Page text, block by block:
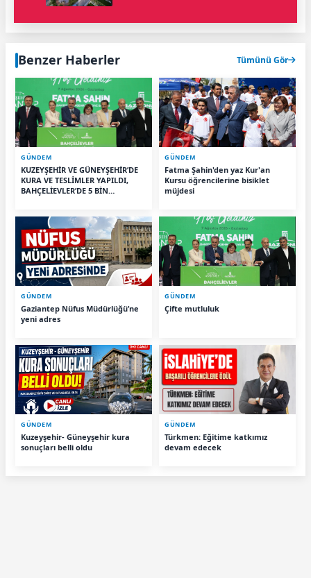
Benzer Haberler Tümünü Gör
GÜNDEM
KUZEYŞEHİR VE GÜNEYŞEHİR’DE
KURA VE TESLİMLER YAPILDI,
BAHÇELİEVLER’DE 5 BİN
GÜNDEM
Fatma Şahin'den yaz Kur'an
Kursu öğrencilerine bisiklet
müjdesi
GÜNDEM
Gaziantep Nüfus Müdürlüğü’ne
yeni adres
GÜNDEM
Çifte mutluluk
GÜNDEM
Kuzeyşehir- Güneyşehir kura
sonuçları belli oldu
GÜNDEM
Türkmen: Eğitime katkımız
devam edecek